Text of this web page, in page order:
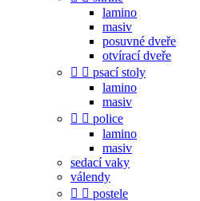
lamino
masiv
posuvné dveře
otvírací dveře
  psací stoly
lamino
masiv
  police
lamino
masiv
sedací vaky
válendy
  postele